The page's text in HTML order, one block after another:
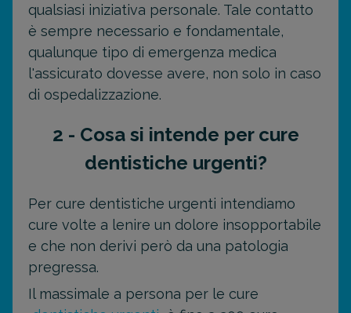
qualsiasi iniziativa personale. Tale contatto
è sempre necessario e fondamentale,
qualunque tipo di emergenza medica
l'assicurato dovesse avere, non solo in caso
di ospedalizzazione.
2 - Cosa si intende per cure
dentistiche urgenti?
Per cure dentistiche urgenti intendiamo
cure volte a lenire un dolore insopportabile
e che non derivi però da una patologia
pregressa.
Il massimale a persona per le cure